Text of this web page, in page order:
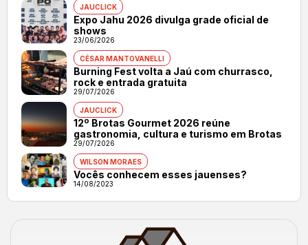
JAUCLICK
Expo Jahu 2026 divulga grade oficial de
shows
23/06/2026
CÉSAR MANTOVANELLI
Burning Fest volta a Jaú com churrasco,
rock e entrada gratuita
29/07/2026
JAUCLICK
12º Brotas Gourmet 2026 reúne
gastronomia, cultura e turismo em Brotas
29/07/2026
WILSON MORAES
Vocês conhecem esses jauenses?
14/08/2023